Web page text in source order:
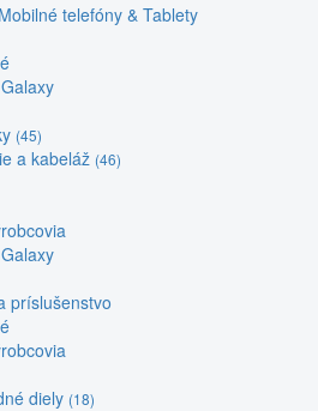
telefóny & Tablety
(45)
a kabeláž (46)
príslušenstvo
diely (18)